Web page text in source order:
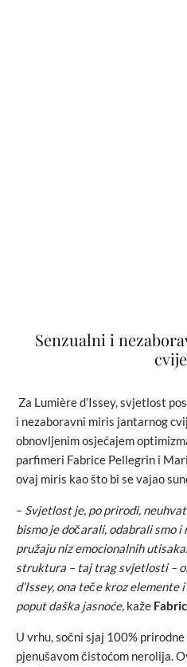
Senzualni i
Za Lumière d’Issey, svjetlost
i nezaboravni miris jantarnog
obnovljenim osjećajem
parfimeri Fabrice Pellegrin i
ovaj miris kao što bi se vajao
– Svjetlost je, po prirodi,
bismo je dočarali, odabrali smo
pružaju niz emocionalnih
struktura – taj trag svjetlosti –
d’Issey, ona teče kroz
poput daška jasnoće, kaže
U vrhu, sočni sjaj 100%
pjenušavom čistoćom nerolija.